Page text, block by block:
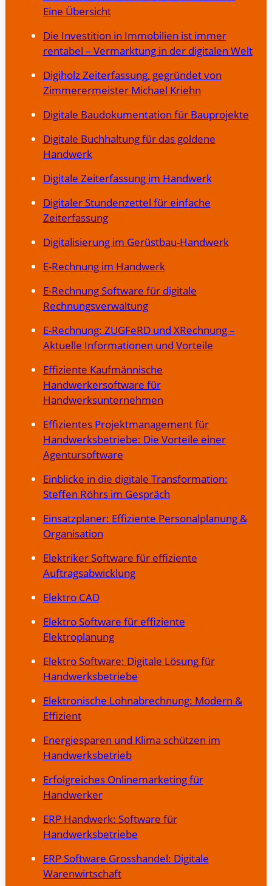
Eine Übersicht
Die Investition in Immobilien ist immer
rentabel – Vermarktung in der digitalen Welt
Digiholz Zeiterfassung, gegründet von
Zimmerermeister Michael Kriehn
Digitale Baudokumentation für Bauprojekte
Digitale Buchhaltung für das goldene
Handwerk
Digitale Zeiterfassung im Handwerk
Digitaler Stundenzettel für einfache
Zeiterfassung
Digitalisierung im Gerüstbau-Handwerk
E-Rechnung im Handwerk
E-Rechnung Software für digitale
Rechnungsverwaltung
E-Rechnung: ZUGFeRD und XRechnung –
Aktuelle Informationen und Vorteile
Effiziente Kaufmännische
Handwerkersoftware für
Handwerksunternehmen
Effizientes Projektmanagement für
Handwerksbetriebe: Die Vorteile einer
Agentursoftware
Einblicke in die digitale Transformation:
Steffen Röhrs im Gespräch
Einsatzplaner: Effiziente Personalplanung &
Organisation
Elektriker Software für effiziente
Auftragsabwicklung
Elektro CAD
Elektro Software für effiziente
Elektroplanung
Elektro Software: Digitale Lösung für
Handwerksbetriebe
Elektronische Lohnabrechnung: Modern &
Effizient
Energiesparen und Klima schützen im
Handwerksbetrieb
Erfolgreiches Onlinemarketing für
Handwerker
ERP Handwerk: Software für
Handwerksbetriebe
ERP Software Grosshandel: Digitale
Warenwirtschaft